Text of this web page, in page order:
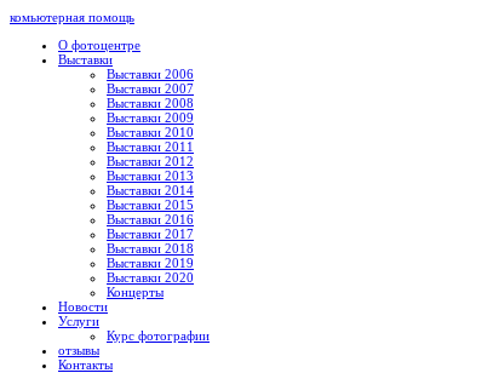
комьютерная помощь
О фотоцентре
Выставки
Выставки 2006
Выставки 2007
Выставки 2008
Выставки 2009
Выставки 2010
Выставки 2011
Выставки 2012
Выставки 2013
Выставки 2014
Выставки 2015
Выставки 2016
Выставки 2017
Выставки 2018
Выставки 2019
Выставки 2020
Концерты
Новости
Услуги
Курс фотографии
отзывы
Контакты